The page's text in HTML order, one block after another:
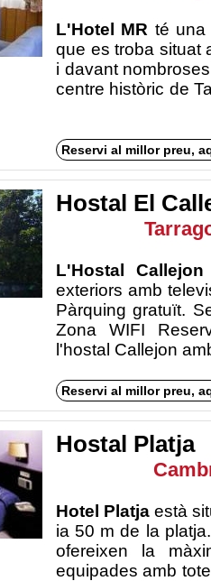
L'Hotel MR té una
que es troba situat
i davant
centre
Reservi al millor preu,
Hostal El
L'Hostal
exteriors amb
Pàrquing gratuït.
Zona WIFI
l'hostal
Reservi al millor preu,
Hostal Platja
Hotel Platja està
ia 50 m de la
ofereixen la
equipades amb